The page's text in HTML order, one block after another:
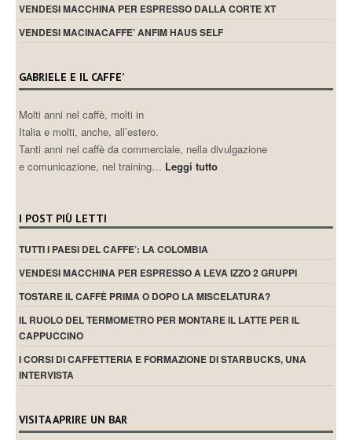
VENDESI MACCHINA PER ESPRESSO DALLA CORTE XT
VENDESI MACINACAFFE’ ANFIM HAUS SELF
GABRIELE E IL CAFFE’
Molti anni nel caffè, molti in
Italia e molti, anche, all’estero.
Tanti anni nel caffè da commerciale, nella divulgazione
e comunicazione, nel training… Leggi tutto
I POST PIÙ LETTI
TUTTI I PAESI DEL CAFFE’: LA COLOMBIA
VENDESI MACCHINA PER ESPRESSO A LEVA IZZO 2 GRUPPI
TOSTARE IL CAFFÈ PRIMA O DOPO LA MISCELATURA?
IL RUOLO DEL TERMOMETRO PER MONTARE IL LATTE PER IL
CAPPUCCINO
I CORSI DI CAFFETTERIA E FORMAZIONE DI STARBUCKS, UNA
INTERVISTA
VISITA APRIRE UN BAR